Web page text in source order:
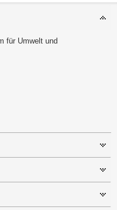
für Umwelt und